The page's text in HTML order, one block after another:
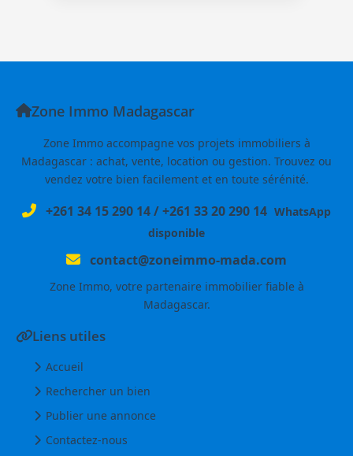
Zone Immo Madagascar
Zone Immo accompagne vos projets immobiliers à
Madagascar : achat, vente, location ou gestion. Trouvez ou
vendez votre bien facilement et en toute sérénité.
+261 34 15 290 14/+261 33 20 290 14 WhatsApp
disponible
contact@zoneimmo-mada.com
Zone Immo, votre partenaire immobilier fiable à
Madagascar.
Liens utiles
Accueil
Rechercher un bien
Publier une annonce
Contactez-nous